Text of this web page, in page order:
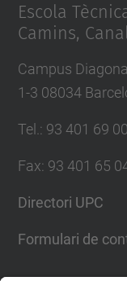
Escola
Camins,
Campus
1-3 08034
Tel. : 93 401 69 00
Fax: 93 401 65
Directori UPC
Formulari de